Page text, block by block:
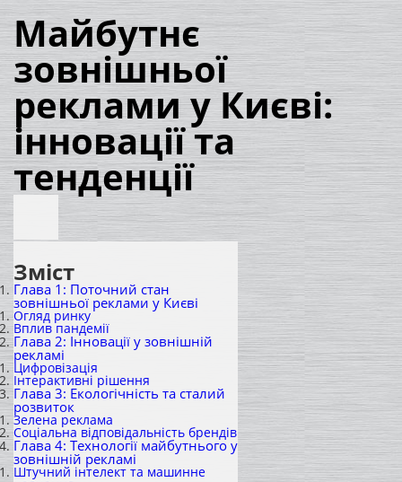
Пошук
Майбутнє
зовнішньої
реклами у Києві:
інновації та
тенденції
Зміст
Глава 1: Поточний стан
зовнішньої реклами у Києві
Огляд ринку
Вплив пандемії
Глава 2: Інновації у зовнішній
рекламі
Цифровізація
Інтерактивні рішення
Глава 3: Екологічність та сталий
розвиток
Зелена реклама
Соціальна відповідальність брендів
Глава 4: Технології майбутнього у
зовнішній рекламі
Штучний інтелект та машинне